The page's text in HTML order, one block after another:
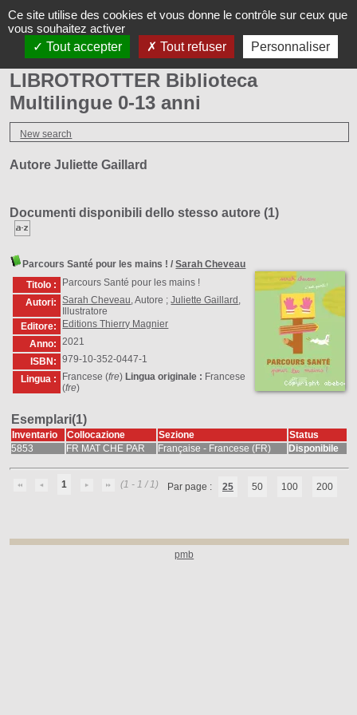
LIBROTROTTER Biblioteca
Multilingue 0-13 anni
New search
Autore Juliette Gaillard
Documenti disponibili dello stesso autore (1)
Parcours Santé pour les mains ! /Sarah Cheveau
Titolo :
Parcours Santé pour les mains !
Autori:
Sarah Cheveau, Autore ;Juliette Gaillard ,
Illustratore
Editore:
Editions Thierry Magnier
Anno:
2021
ISBN:
979-10-352-0447-1
Lingua :
Francese (fre) Lingua originale : Francese
(fre)
Esemplari(1)
Inventario Collocazione Sezione
Status
5853
FR MAT CHE PAR Française - Francese (FR) Disponibile
1 (1 - 1 / 1) Par page : 25 50 100 200
pmb
Il progetto
LibroTrotter
LINGUE, FAMIGLIE e
ALFABETI
Librotrotter su
FB
Ce site utilise des cookies et vous donne le contrôle sur ceux que
vous souhaitez activer
Tout accepter
Tout refuser Personnaliser